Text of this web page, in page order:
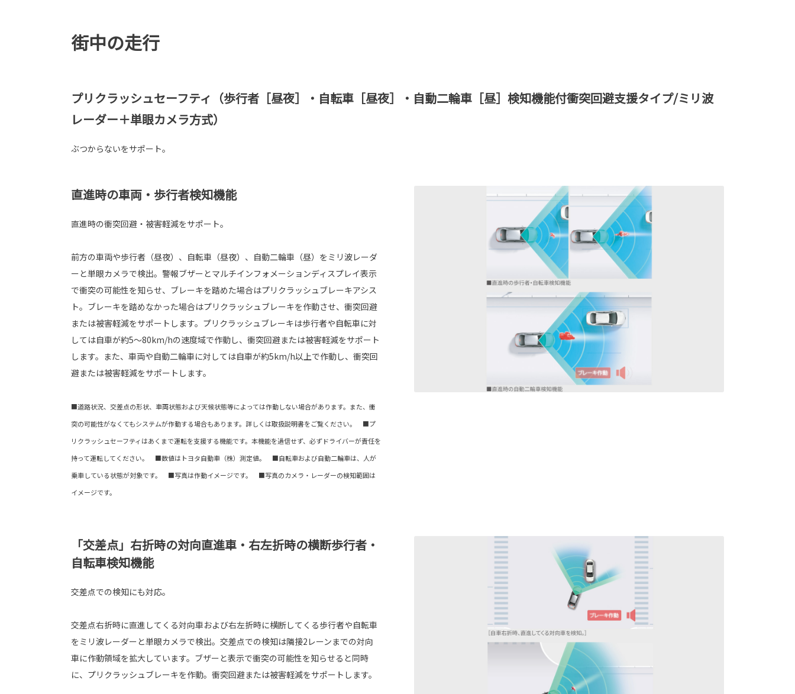
街中の走行
プリクラッシュセーフティ（歩行者［昼夜］・自転車［昼夜］・自動二輪車［昼］検知機能付衝突回避支援タイプ/ミリ波
レーダー＋単眼カメラ方式）
ぶつからないをサポート。
直進時の車両・歩行者検知機能
直進時の衝突回避・被害軽減をサポート。
前方の車両や歩行者（昼夜）、自転車（昼夜）、自動二輪車（昼）をミリ波レーダ
ーと単眼カメラで検出。警報ブザーとマルチインフォメーションディスプレイ表示
で衝突の可能性を知らせ、ブレーキを踏めた場合はプリクラッシュブレーキアシス
ト。ブレーキを踏めなかった場合はプリクラッシュブレーキを作動させ、衝突回避
または被害軽減をサポートします。プリクラッシュブレーキは歩行者や自転車に対
しては自車が約5～80km/hの速度域で作動し、衝突回避または被害軽減をサポート
します。また、車両や自動二輪車に対しては自車が約5km/h以上で作動し、衝突回
避または被害軽減をサポートします。
■道路状況、交差点の形状、車両状態および天候状態等によっては作動しない場合があります。また、衝
突の可能性がなくてもシステムが作動する場合もあります。詳しくは取扱説明書をご覧ください。 ■プ
リクラッシュセーフティはあくまで運転を支援する機能です。本機能を過信せず、必ずドライバーが責任を
持って運転してください。 ■数値はトヨタ自動車（株）測定値。 ■自転車および自動二輪車は、人が
乗車している状態が対象です。 ■写真は作動イメージです。 ■写真のカメラ・レーダーの検知範囲は
イメージです。
「交差点」右折時の対向直進車・右左折時の横断歩行者・
自転車検知機能
交差点での検知にも対応。
交差点右折時に直進してくる対向車および右左折時に横断してくる歩行者や自転車
をミリ波レーダーと単眼カメラで検出。交差点での検知は隣接2レーンまでの対向
車に作動領域を拡大しています。ブザーと表示で衝突の可能性を知らせると同時
に、プリクラッシュブレーキを作動。衝突回避または被害軽減をサポートします。